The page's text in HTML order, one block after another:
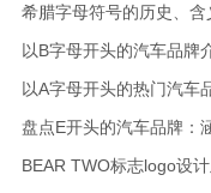
希腊字母符号的历史、
以B字母开头的汽车品牌
以A字母开头的热门汽车
盘点E开头的汽车品牌：
BEAR TWO标志logo设